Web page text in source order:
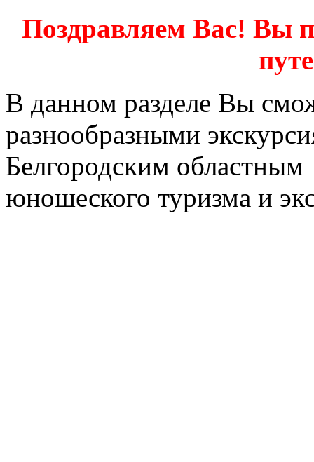
Поздравляем Вас! Вы
В данном разделе Вы
разнообразными
Белгородским
юношеского туризма и